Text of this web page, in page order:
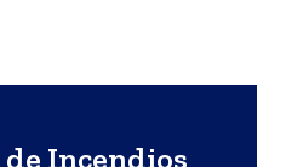
Incendios